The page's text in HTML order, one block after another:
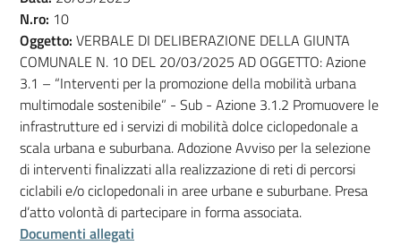
N.ro: 10
Oggetto: VERBALE DI DELIBERAZIONE DELLA GIUNTA
COMUNALE N. 10 DEL 20/03/2025 AD OGGETTO: Azione
3.1 – “Interventi per la promozione della mobilità urbana
multimodale sostenibile” - Sub - Azione 3.1.2 Promuovere le
infrastrutture ed i servizi di mobilità dolce ciclopedonale a
scala urbana e suburbana. Adozione Avviso per la selezione
di interventi finalizzati alla realizzazione di reti di percorsi
ciclabili e/o ciclopedonali in aree urbane e suburbane. Presa
d’atto volontà di partecipare in forma associata.
Documenti allegati